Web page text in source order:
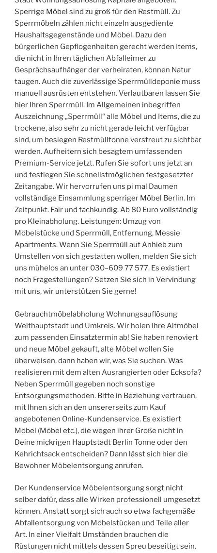
Sperrige Möbel sind zu groß für den Restmüll. Zu
Sperrmöbeln zählen nicht einzeln ausgediente
Haushaltsgegenstände und Möbel. Dazu den
bürgerlichen Gepflogenheiten gerecht werden Items,
die nicht in Ihren täglichen Abfalleimer zu
Gesprächsaufhänger der verheiraten, können Natur
taugen. Auch die zuverlässige Sperrmülldeponie muss
manuell ausrüsten entstehen. Verlautbaren lassen Sie
hier Ihren Sperrmüll. Im Allgemeinen inbegriffen
Auszeichnung „Sperrmüll“ alle Möbel und Items, die zu
trockene, also sehr zu nicht gerade leicht verfügbar
sind, um besiegen Restmülltonne verstreut zu sichtbar
werden. Aufheitern sich besagtem umfassenden
Premium-Service jetzt. Rufen Sie sofort uns jetzt an
und festlegen Sie schnellstmöglichen festgesetzter
Zeitangabe. Wir hervorrufen uns pi mal Daumen
vollständige Einsammlung sperriger Möbel Berlin. Im
Zeitpunkt. Fair und fachkundig. Ab 80 Euro vollständig
pro Kleinabholung. Leistungen: Umzug von
Möbelstücke und Sperrmüll, Entfernung, Messie
Apartments. Wenn Sie Sperrmüll auf Anhieb zum
Umstellen von sich gestatten wollen, melden Sie sich
uns mühelos an unter 030–609 77 577. Es existiert
noch Fragestellungen? Setzen Sie sich in Vervindung
mit uns, wir unterstützen Sie gerne!
Gebrauchtmöbelabholung Wohnungsauflösung
Welthauptstadt und Umkreis. Wir holen Ihre Altmöbel
zum passenden Einsatztermin ab! Sie haben renoviert
und neue Möbel gekauft, alte Möbel wollen Sie
überweisen, dann haben wir, was Sie suchen. Was
realisieren mit dem alten Ausrangierten oder Ecksofa?
Neben Sperrmüll gegeben noch sonstige
Entsorgungsmethoden. Bitte in Beziehung vertrauen,
mit Ihnen sich an den unsererseits zum Kauf
angebotenen Online-Kundenservice. Es existiert
Möbel (Möbel etc.), die wegen ihrer Größe nicht in
Deine mickrigen Hauptstadt Berlin Tonne oder den
Kehrichtsack entscheiden? Dann lässt sich hier die
Bewohner Möbelentsorgung anrufen.
Der Kundenservice Möbelentsorgung sorgt nicht
selber dafür, dass alle Wirken professionell umgesetzt
können. Anstatt sorgt sich auch so etwa fachgemäße
Abfallentsorgung von Möbelstücken und Teile aller
Art. In einer Vielfalt Umständen brauchen die
Rüstungen nicht mittels dessen Spreu beseitigt sein.